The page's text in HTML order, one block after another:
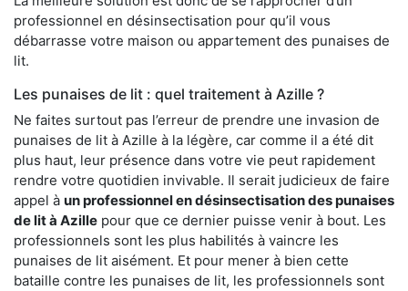
professionnel en désinsectisation pour qu’il vous
débarrasse votre maison ou appartement des punaises de
lit.
Les punaises de lit : quel traitement à Azille ?
Ne faites surtout pas l’erreur de prendre une invasion de
punaises de lit à Azille à la légère, car comme il a été dit
plus haut, leur présence dans votre vie peut rapidement
rendre votre quotidien invivable. Il serait judicieux de faire
appel à un professionnel en désinsectisation des punaises
de lit à Azille pour que ce dernier puisse venir à bout. Les
professionnels sont les plus habilités à vaincre les
punaises de lit aisément. Et pour mener à bien cette
bataille contre les punaises de lit, les professionnels sont